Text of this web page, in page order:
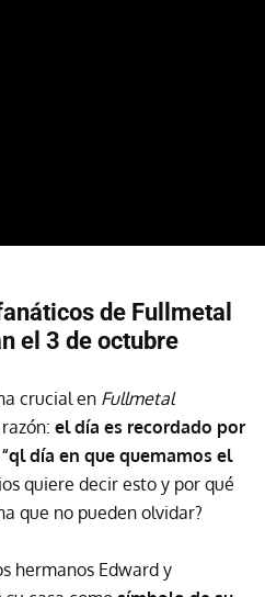
de Fullmetal
el 3 de octubre
crucial en Fullmetal
el día es recordado por
día en que quemamos el
quiere decir esto y por qué
que no pueden olvidar?
hermanos Edward y